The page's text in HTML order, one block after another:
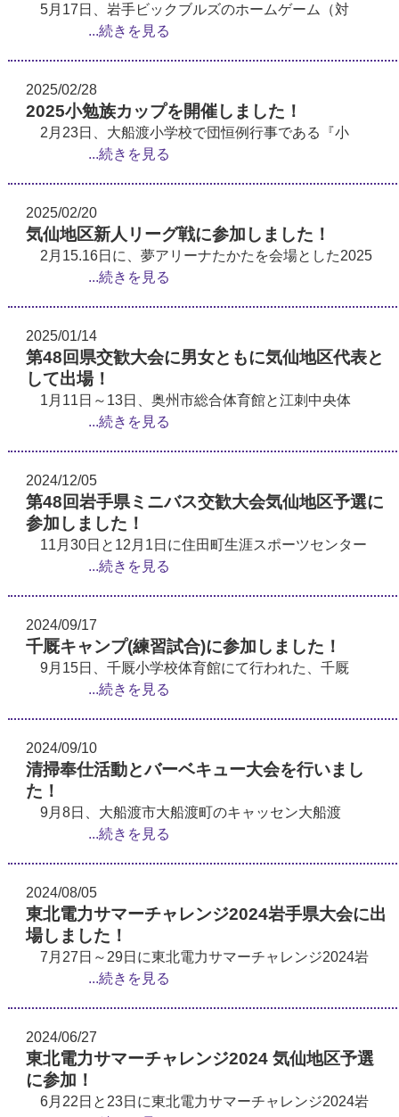
5月17日、岩手ビックブルズのホームゲーム（対
...続きを見る
2025/02/28
2025小勉族カップを開催しました！
2月23日、大船渡小学校で団恒例行事である『小
...続きを見る
2025/02/20
気仙地区新人リーグ戦に参加しました！
2月15.16日に、夢アリーナたかたを会場とした2025
...続きを見る
2025/01/14
第48回県交歓大会に男女ともに気仙地区代表と
して出場！
1月11日～13日、奥州市総合体育館と江刺中央体
...続きを見る
2024/12/05
第48回岩手県ミニバス交歓大会気仙地区予選に
参加しました！
11月30日と12月1日に住田町生涯スポーツセンター
...続きを見る
2024/09/17
千厩キャンプ(練習試合)に参加しました！
9月15日、千厩小学校体育館にて行われた、千厩
...続きを見る
2024/09/10
清掃奉仕活動とバーベキュー大会を行いまし
た！
9月8日、大船渡市大船渡町のキャッセン大船渡
...続きを見る
2024/08/05
東北電力サマーチャレンジ2024岩手県大会に出
場しました！
7月27日～29日に東北電力サマーチャレンジ2024岩
...続きを見る
2024/06/27
東北電力サマーチャレンジ2024 気仙地区予選
に参加！
6月22日と23日に東北電力サマーチャレンジ2024岩